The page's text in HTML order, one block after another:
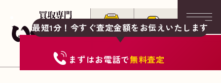
最短1分！今すぐ査定金額をお伝えいたします
まずはお電話で無料査定